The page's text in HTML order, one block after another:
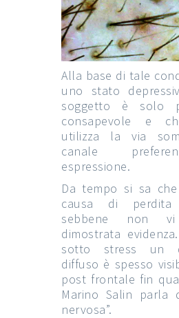
Alla base di tale
uno stato
soggetto è solo
consapevole e
utilizza la via
canale
espressione.
Da tempo si sa
causa di
sebbene non
dimostrata
sotto stress un
diffuso è spesso
post frontale fin
Marino Salin parla
nervosa”.